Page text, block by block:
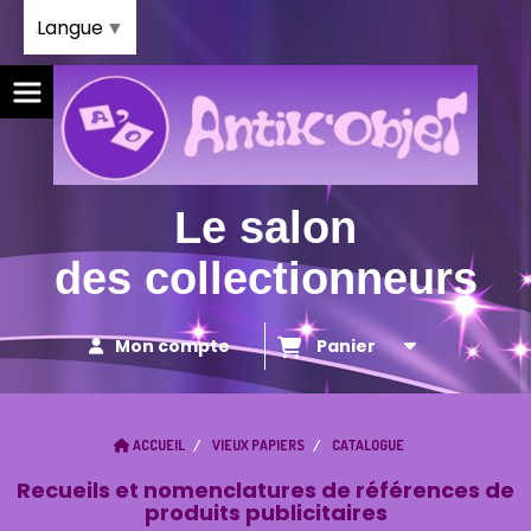
Le salon
des collectionneurs
Mon compte Panier
ACCUEIL VIEUX PAPIERS CATALOGUE
Recueils et nomenclatures de références de
produits publicitaires
Langue ▼